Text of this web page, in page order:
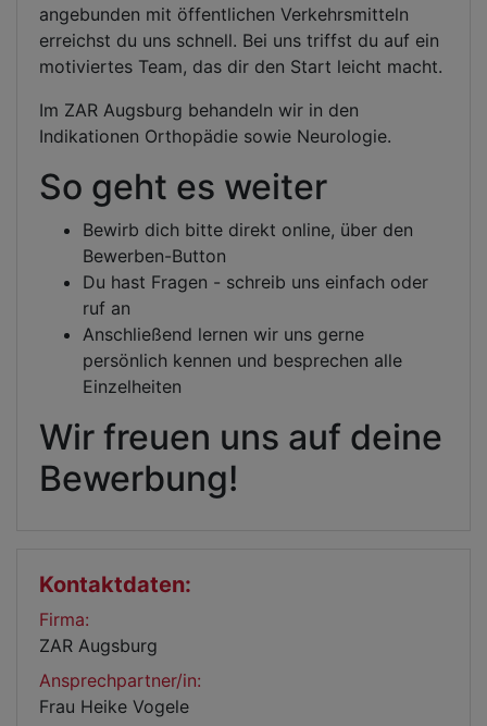
angebunden mit öffentlichen Verkehrsmitteln
erreichst du uns schnell. Bei uns triffst du auf ein
motiviertes Team, das dir den Start leicht macht.
Im ZAR Augsburg behandeln wir in den
Indikationen Orthopädie sowie Neurologie.
So geht es weiter
Bewirb dich bitte direkt online, über den
Bewerben-Button
Du hast Fragen - schreib uns einfach oder
ruf an
Anschließend lernen wir uns gerne
persönlich kennen und besprechen alle
Einzelheiten
Wir freuen uns auf deine
Bewerbung!
Kontaktdaten:
Firma:
ZAR Augsburg
Ansprechpartner/in:
Frau Heike Vogele